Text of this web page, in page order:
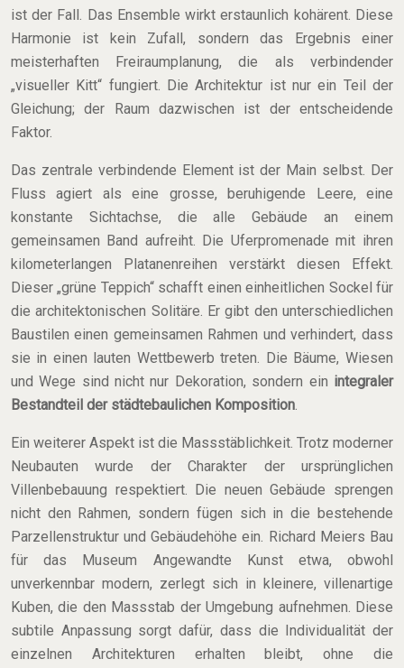
ist der Fall. Das Ensemble wirkt erstaunlich kohärent. Diese
Harmonie ist kein Zufall, sondern das Ergebnis einer
meisterhaften Freiraumplanung, die als verbindender
„visueller Kitt“ fungiert. Die Architektur ist nur ein Teil der
Gleichung; der Raum dazwischen ist der entscheidende
Faktor.
Das zentrale verbindende Element ist der Main selbst. Der
Fluss agiert als eine grosse, beruhigende Leere, eine
konstante Sichtachse, die alle Gebäude an einem
gemeinsamen Band aufreiht. Die Uferpromenade mit ihren
kilometerlangen Platanenreihen verstärkt diesen Effekt.
Dieser „grüne Teppich“ schafft einen einheitlichen Sockel für
die architektonischen Solitäre. Er gibt den unterschiedlichen
Baustilen einen gemeinsamen Rahmen und verhindert, dass
sie in einen lauten Wettbewerb treten. Die Bäume, Wiesen
und Wege sind nicht nur Dekoration, sondern ein integraler
Bestandteil der städtebaulichen Komposition.
Ein weiterer Aspekt ist die Massstäblichkeit. Trotz moderner
Neubauten wurde der Charakter der ursprünglichen
Villenbebauung respektiert. Die neuen Gebäude sprengen
nicht den Rahmen, sondern fügen sich in die bestehende
Parzellenstruktur und Gebäudehöhe ein. Richard Meiers Bau
für das Museum Angewandte Kunst etwa, obwohl
unverkennbar modern, zerlegt sich in kleinere, villenartige
Kuben, die den Massstab der Umgebung aufnehmen. Diese
subtile Anpassung sorgt dafür, dass die Individualität der
einzelnen Architekturen erhalten bleibt, ohne die